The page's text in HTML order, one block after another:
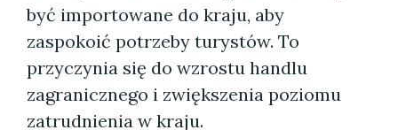
być importowane do kraju, aby
zaspokoić potrzeby turystów. To
przyczynia się do wzrostu handlu
zagranicznego i zwiększenia poziomu
zatrudnienia w kraju.